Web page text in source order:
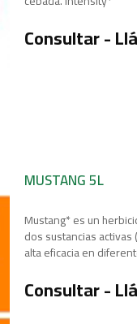
Consultar -
MUSTANG 5L
Mustang* es un
dos sustancias
alta eficacia en
Consultar -